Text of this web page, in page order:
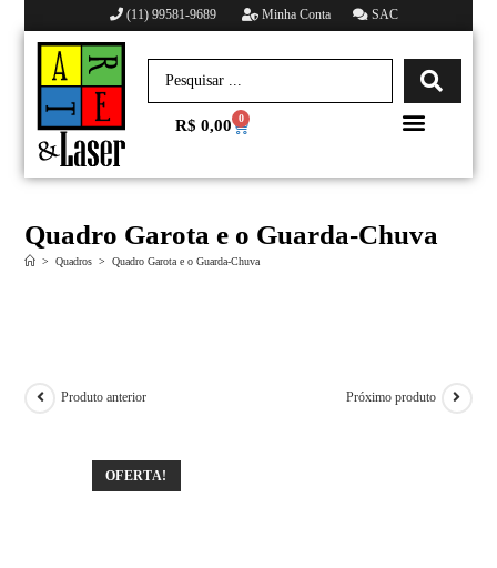
(11) 99581-9689 Minha Conta SAC
R$ 0,00 0
Quadro Garota e o Guarda-Chuva
> Quadros > Quadro Garota e o Guarda-Chuva
OFERTA!
Produto anterior Próximo produto